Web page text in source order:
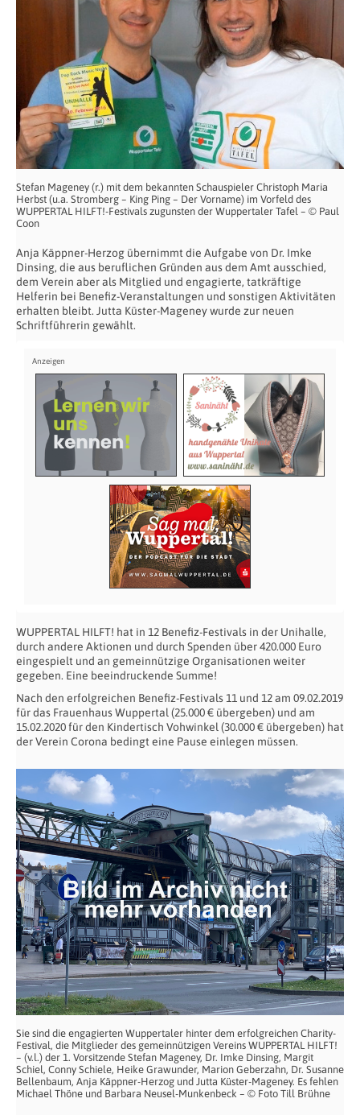
Stefan Mageney (r.) mit dem bekannten Schauspieler Christoph Maria
Herbst (u.a. Stromberg – King Ping – Der Vorname) im Vorfeld des
WUPPERTAL HILFT!-Festivals zugunsten der Wuppertaler Tafel – © Paul
Coon
Anja Käppner-Herzog übernimmt die Aufgabe von Dr. Imke
Dinsing, die aus beruflichen Gründen aus dem Amt ausschied,
dem Verein aber als Mitglied und engagierte, tatkräftige
Helferin bei Benefiz-Veranstaltungen und sonstigen Aktivitäten
erhalten bleibt. Jutta Küster-Mageney wurde zur neuen
Schriftführerin gewählt.
WUPPERTAL HILFT! hat in 12 Benefiz-Festivals in der Unihalle,
durch andere Aktionen und durch Spenden über 420.000 Euro
eingespielt und an gemeinnützige Organisationen weiter
gegeben. Eine beeindruckende Summe!
Nach den erfolgreichen Benefiz-Festivals 11 und 12 am 09.02.2019
für das Frauenhaus Wuppertal (25.000 € übergeben) und am
15.02.2020 für den Kindertisch Vohwinkel (30.000 € übergeben) hat
der Verein Corona bedingt eine Pause einlegen müssen.
Sie sind die engagierten Wuppertaler hinter dem erfolgreichen Charity-
Festival, die Mitglieder des gemeinnützigen Vereins WUPPERTAL HILFT!
– (v.l.) der 1. Vorsitzende Stefan Mageney, Dr. Imke Dinsing, Margit
Schiel, Conny Schiele, Heike Grawunder, Marion Geberzahn, Dr. Susanne
Bellenbaum, Anja Käppner-Herzog und Jutta Küster-Mageney. Es fehlen
Michael Thöne und Barbara Neusel-Munkenbeck – © Foto Till Brühne